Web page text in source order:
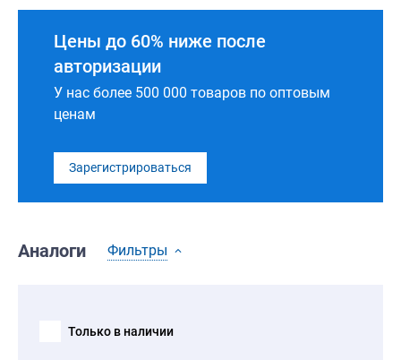
Цены до 60% ниже после
авторизации
У нас более 500 000 товаров по оптовым
ценам
Зарегистрироваться
Аналоги Фильтры
Только в наличии